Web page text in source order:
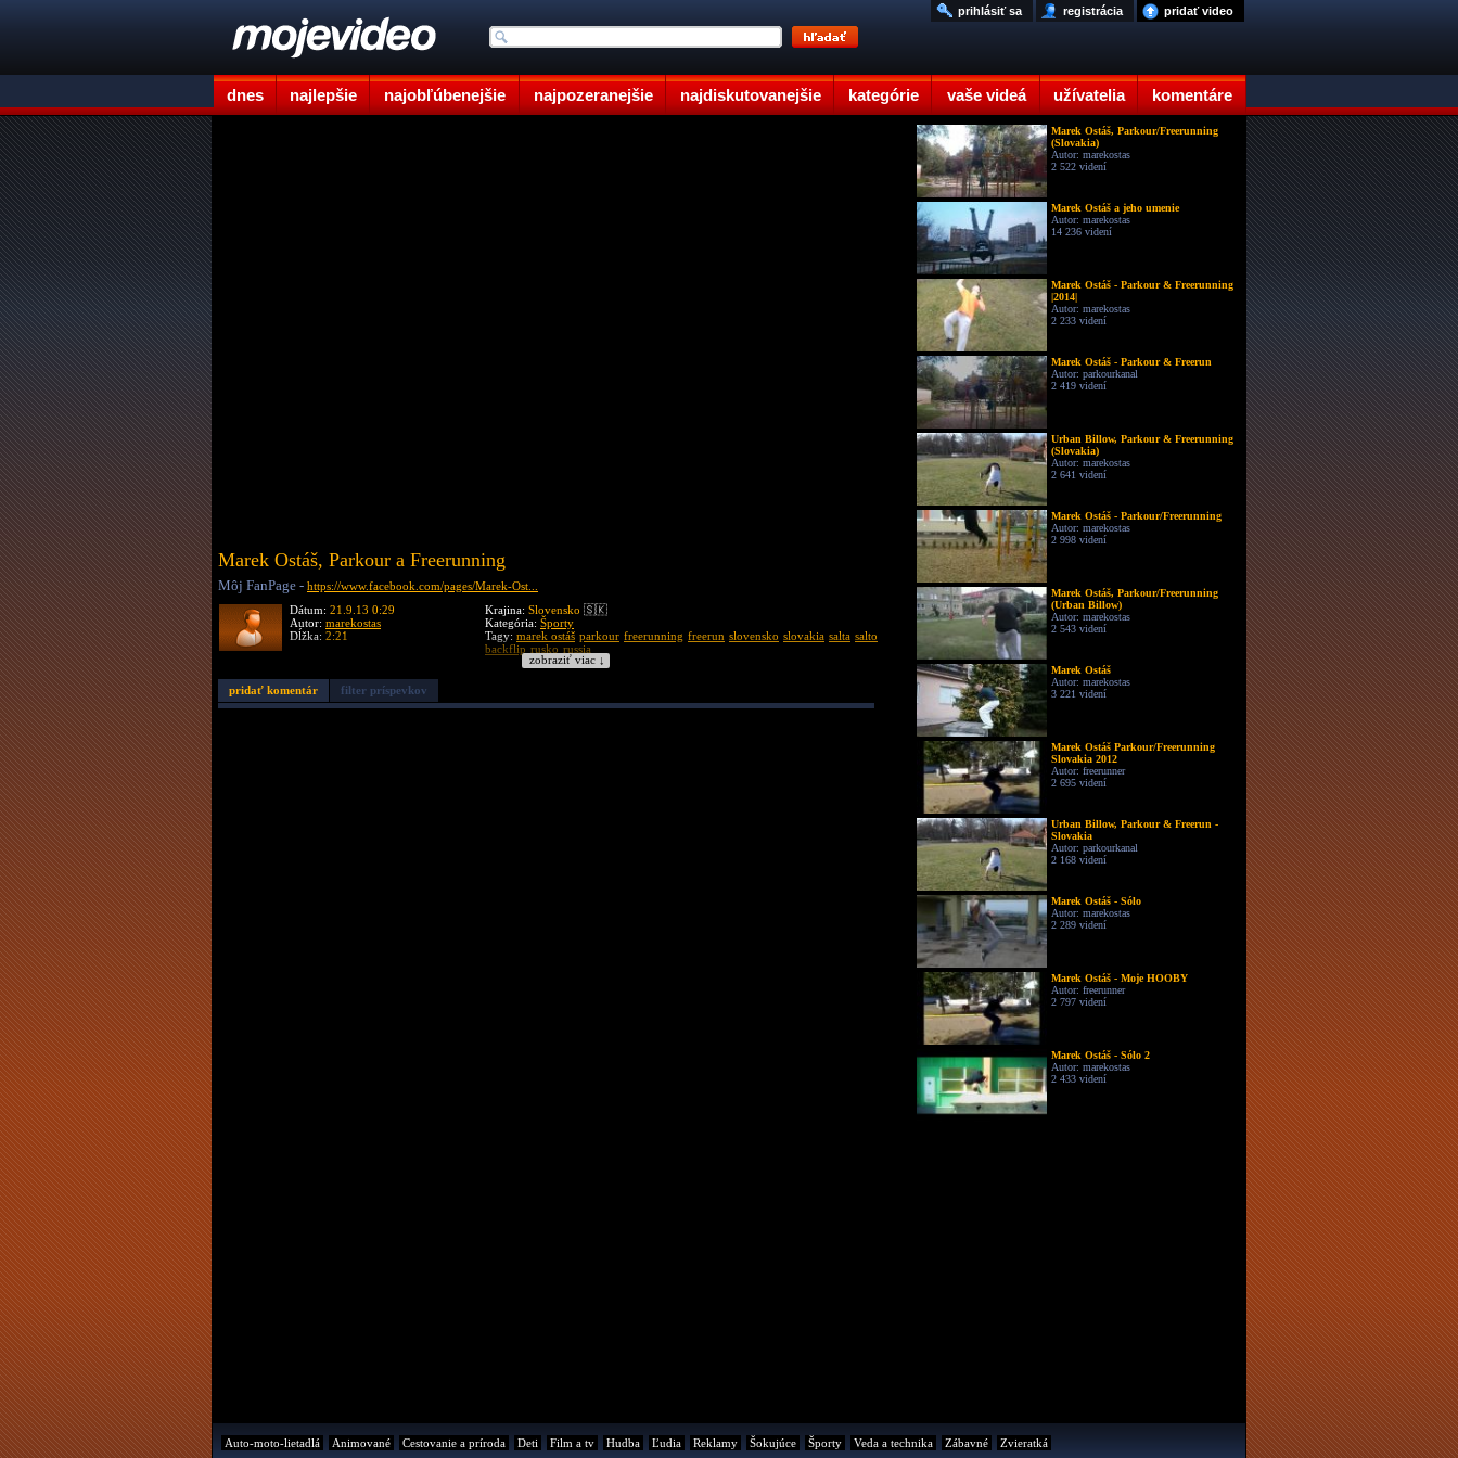
dnes najlepšie najobľúbenejšie najpozeranejšie najdiskutovanejšie kategórie vaše videá užívatelia komentáre
pridať video
registrácia
prihlásiť sa
Marek Ostáš, Parkour a Freerunning
Môj FanPage - https://www.facebook.com/pages/Marek-Ost...
Dátum: 21.9.13 0:29
Autor: marekostas
Dĺžka: 2:21
Krajina: Slovensko 🇸🇰
Kategória: Športy
Tagy: marek ostáš parkour freerunning freerun slovensko slovakia salta salto
backflip rusko russia
zobraziť viac ↓
pridať komentár filter príspevkov
Marek Ostáš, Parkour/Freerunning
(Slovakia)
Autor: marekostas
2 522 videní
Marek Ostáš a jeho umenie
Autor: marekostas
14 236 videní
Marek Ostáš - Parkour & Freerunning
|2014|
Autor: marekostas
2 233 videní
Marek Ostáš - Parkour & Freerun
Autor: parkourkanal
2 419 videní
Urban Billow, Parkour & Freerunning
(Slovakia)
Autor: marekostas
2 641 videní
Marek Ostáš - Parkour/Freerunning
Autor: marekostas
2 998 videní
Marek Ostáš, Parkour/Freerunning
(Urban Billow)
Autor: marekostas
2 543 videní
Marek Ostáš
Autor: marekostas
3 221 videní
Marek Ostáš Parkour/Freerunning
Slovakia 2012
Autor: freerunner
2 695 videní
Urban Billow, Parkour & Freerun -
Slovakia
Autor: parkourkanal
2 168 videní
Marek Ostáš - Sólo
Autor: marekostas
2 289 videní
Marek Ostáš - Moje HOOBY
Autor: freerunner
2 797 videní
Marek Ostáš - Sólo 2
Autor: marekostas
2 433 videní
Auto-moto-lietadlá Animované Cestovanie a príroda Deti Film a tv Hudba Ľudia Reklamy Šokujúce Športy Veda a technika Zábavné Zvieratká